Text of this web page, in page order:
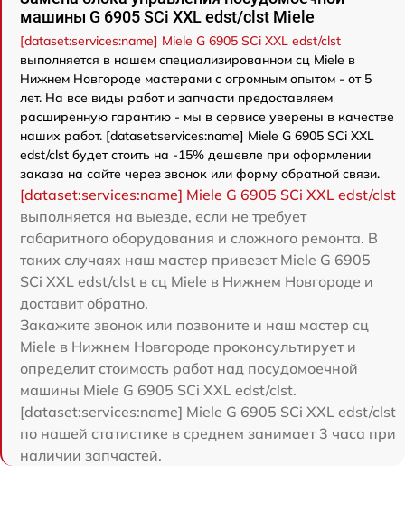
машины G 6905 SCi XXL edst/clst Miele
[dataset:services:name] Miele G 6905 SCi XXL edst/clst
выполняется в нашем специализированном сц Miele в
Нижнем Новгороде мастерами с огромным опытом - от 5
лет. На все виды работ и запчасти предоставляем
расширенную гарантию - мы в сервисе уверены в качестве
наших работ. [dataset:services:name] Miele G 6905 SCi XXL
edst/clst будет стоить на -15% дешевле при оформлении
заказа на сайте через звонок или форму обратной связи.
[dataset:services:name] Miele G 6905 SCi XXL edst/clst
выполняется на выезде, если не требует
габаритного оборудования и сложного ремонта. В
таких случаях наш мастер привезет Miele G 6905
SCi XXL edst/clst в сц Miele в Нижнем Новгороде и
доставит обратно.
Закажите звонок или позвоните и наш мастер сц
Miele в Нижнем Новгороде проконсультирует и
определит стоимость работ над посудомоечной
машины Miele G 6905 SCi XXL edst/clst.
[dataset:services:name] Miele G 6905 SCi XXL edst/clst
по нашей статистике в среднем занимает 3 часа при
наличии запчастей.